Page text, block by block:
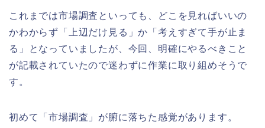
これまでは市場調査といっても、どこを見ればいいの
かわからず「上辺だけ見る」か「考えすぎて手が止ま
る」となっていましたが、今回、明確にやるべきこと
が記載されていたので迷わずに作業に取り組めそうで
す。
初めて「市場調査」が腑に落ちた感覚があります。